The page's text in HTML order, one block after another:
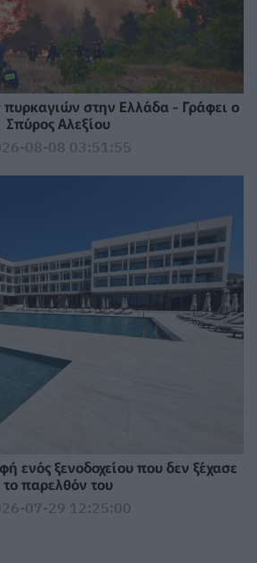
στην Ελλάδα - Γράφει ο
Σπύρος Αλεξίου
08-08 03:51:55
ενός ξενοδοχείου που δεν ξέχασε
το παρελθόν του
07-29 12:25:00